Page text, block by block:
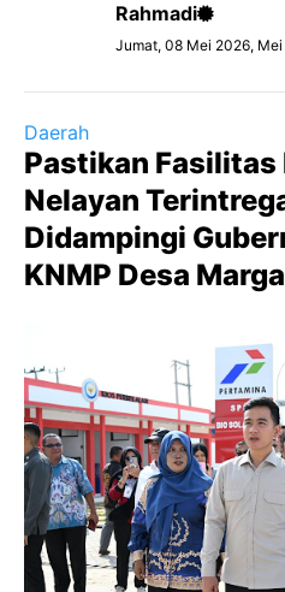
Rahmadi
Jumat, 08 Mei 2026, Mei
Daerah
Pastikan Fasilitas
Nelayan
Didampingi
KNMP Desa